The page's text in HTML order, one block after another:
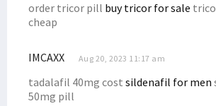
order tricor pill buy tricor for sale
cheap
IMCAXX Aug 20, 2023 11:17 am
tadalafil 40mg cost sildenafil for men
50mg pill